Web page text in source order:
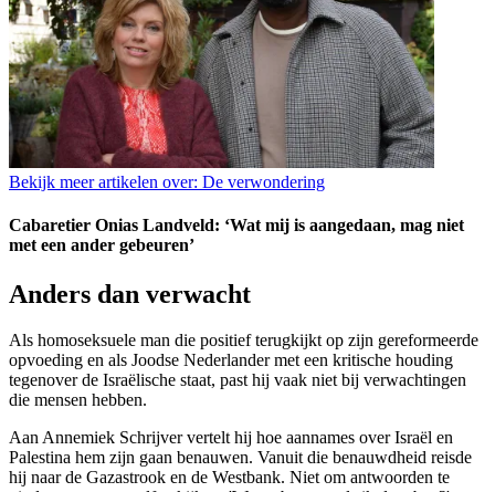
Bekijk meer artikelen over: De verwondering
Cabaretier Onias Landveld: ‘Wat mij is aangedaan, mag niet
met een ander gebeuren’
Anders dan verwacht
Als homoseksuele man die positief terugkijkt op zijn gereformeerde
opvoeding en als Joodse Nederlander met een kritische houding
tegenover de Israëlische staat, past hij vaak niet bij verwachtingen
die mensen hebben.
Aan Annemiek Schrijver vertelt hij hoe aannames over Israël en
Palestina hem zijn gaan benauwen. Vanuit die benauwdheid reisde
hij naar de Gazastrook en de Westbank. Niet om antwoorden te